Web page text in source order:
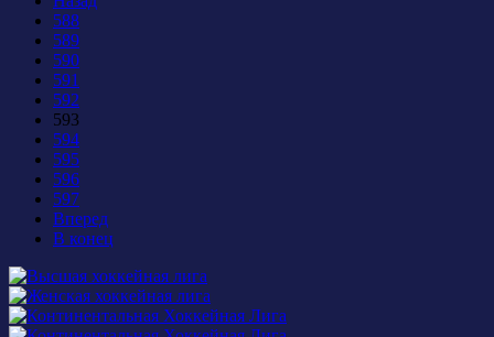
588
589
590
591
592
593
594
595
596
597
Вперед
В конец